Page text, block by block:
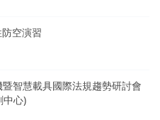
空演習
智慧載具國際法規趨勢研討會
中心)